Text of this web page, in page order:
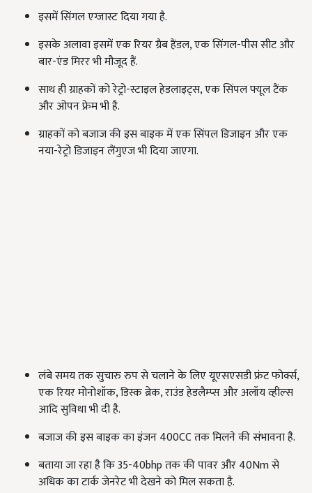
इसमें सिंगल एग्जास्ट दिया गया है.
इसके अलावा इसमें एक रियर ग्रैब हैंडल, एक सिंगल-पीस सीट और
बार-एंड मिरर भी मौजूद हैं.
साथ ही ग्राहकों को रेट्रो-स्टाइल हेडलाइट्स, एक सिंपल फ्यूल टैंक
और ओपन फ्रेम भी है.
ग्राहकों को बजाज की इस बाइक में एक सिंपल डिजाइन और एक
नया-रेट्रो डिजाइन लैंगुएज भी दिया जाएगा.
लंबे समय तक सुचारु रुप से चलाने के लिए यूएसएसडी फ्रंट फोर्क्स,
एक रियर मोनोशॉक, डिस्क ब्रेक, राउंड हेडलैम्प्स और अलॉय व्हील्स
आदि सुविधा भी दी है.
बजाज की इस बाइक का इंजन 400CC तक मिलने की संभावना है.
बताया जा रहा है कि 35-40bhp तक की पावर और 40Nm से
अधिक का टार्क जेनरेट भी देखने को मिल सकता है.